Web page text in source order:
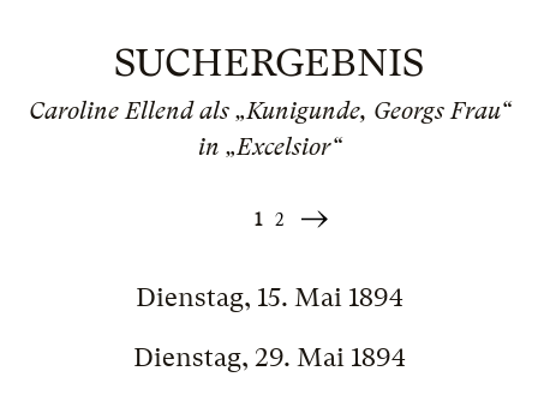
SUCHERGEBNIS
Caroline Ellend als „Kunigunde, Georgs Frau“
in „Excelsior“
1 2
Weiter
Dienstag, 15. Mai 1894
Dienstag, 29. Mai 1894